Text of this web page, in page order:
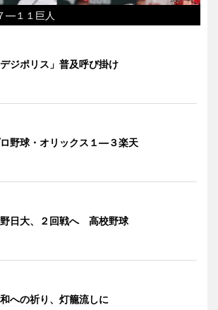
―１１巨人
デジポリス」普及呼び掛け
野球・オリックス１―３楽天
日大、２回戦へ 高校野球
への祈り、灯籠流しに